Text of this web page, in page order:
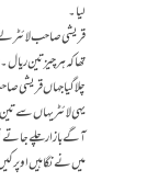
لیا۔
قریشی صاحب لائٹر لے
تھا کہ ہر چیز تین
چلا گیا جہاں
یہی لائٹر یہاں سے
آگے بازار چلے جاتے
میں نے نگاہیں